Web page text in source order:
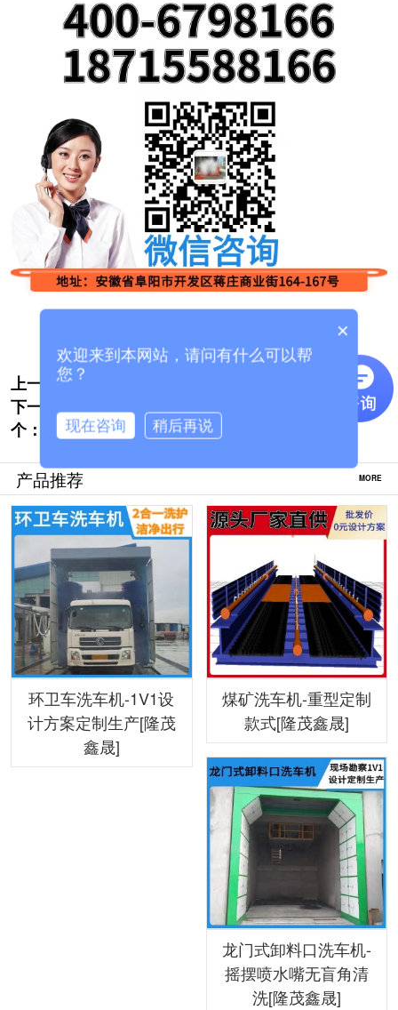
上一个:
龙门架自动洗车机怎么选[隆茂鑫晟]
下一
个：
清洗大货车高压洗车机在哪里购买[隆茂鑫
晟]
产品推荐 MORE
环卫车洗车机-1V1设
计方案定制生产[隆茂
鑫晟]
煤矿洗车机-重型定制
款式[隆茂鑫晟]
龙门式卸料口洗车机-
摇摆喷水嘴无盲角清
洗[隆茂鑫晟]
×
欢迎来到本网站，请问有什么可以帮
您？
现在咨询 稍后再说